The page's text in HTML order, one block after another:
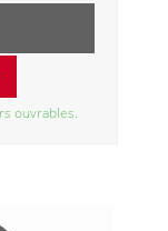
ouvrables.